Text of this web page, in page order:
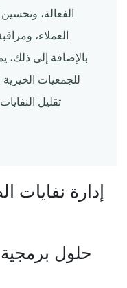
الفعالة،
العملاء،
بالإضافة إلى ذلك،
للجمعيات الخيرية
تقليل
إدارة نفايات
حلول برمجية